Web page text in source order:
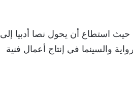
حيث استطاع أن يحول نصا أدبيا إلى
والسينما في إنتاج أعمال فنية